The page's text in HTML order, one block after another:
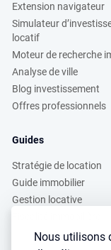
Nous utilisons
Extension navigateur
Simulateur
locatif
Moteur de recherche
Analyse de ville
Blog investissement
Offres professionnels
Guides
Stratégie de location
Guide immobilier
Gestion locative